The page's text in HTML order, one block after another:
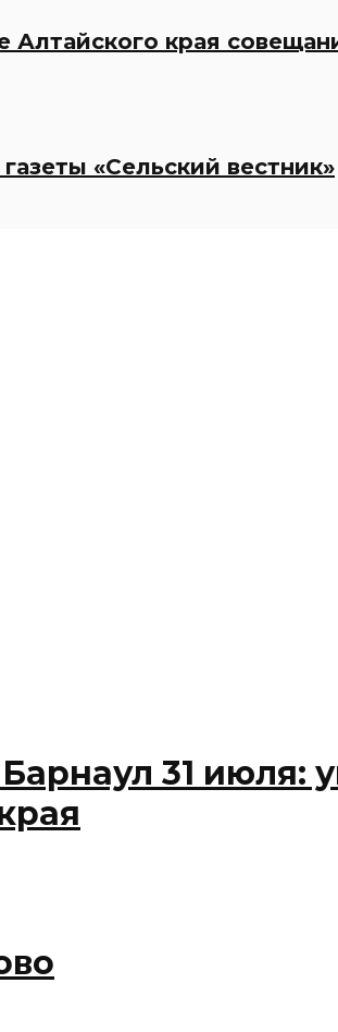
Алтайского края
«Сельский вестник»
31 июля: